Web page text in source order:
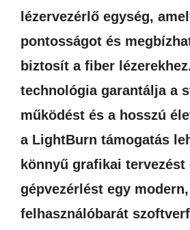
lézervezérlő egység,
pontosságot és
biztosít a fiber
technológia garantálja a
működést és a hosszú
a LightBurn támogatás
könnyű grafikai tervezést
gépvezérlést egy modern,
felhasználóbarát